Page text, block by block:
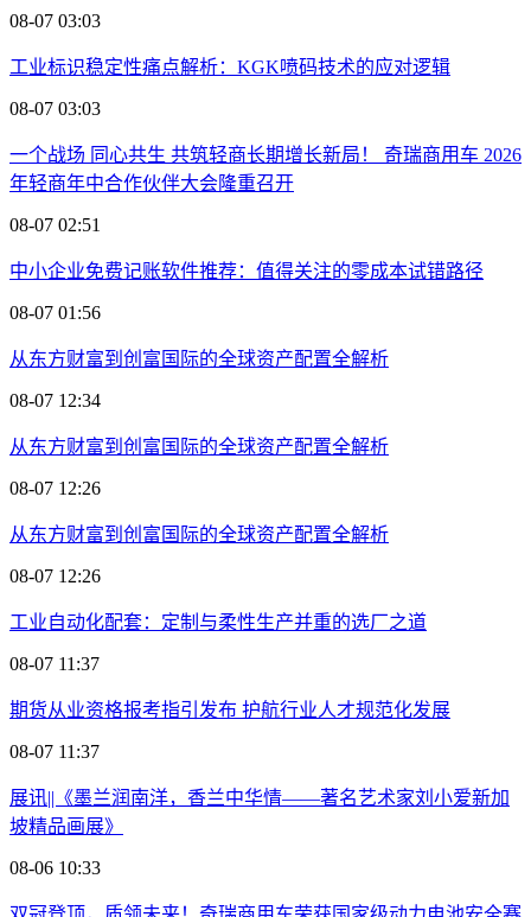
08-07 03:03
工业标识稳定性痛点解析：KGK喷码技术的应对逻辑
08-07 03:03
一个战场 同心共生 共筑轻商长期增长新局！ 奇瑞商用车 2026
年轻商年中合作伙伴大会隆重召开
08-07 02:51
中小企业免费记账软件推荐：值得关注的零成本试错路径
08-07 01:56
从东方财富到创富国际的全球资产配置全解析
08-07 12:34
从东方财富到创富国际的全球资产配置全解析
08-07 12:26
从东方财富到创富国际的全球资产配置全解析
08-07 12:26
工业自动化配套：定制与柔性生产并重的选厂之道
08-07 11:37
期货从业资格报考指引发布 护航行业人才规范化发展
08-07 11:37
展讯||《墨兰润南洋，香兰中华情——著名艺术家刘小爱新加
坡精品画展》
08-06 10:33